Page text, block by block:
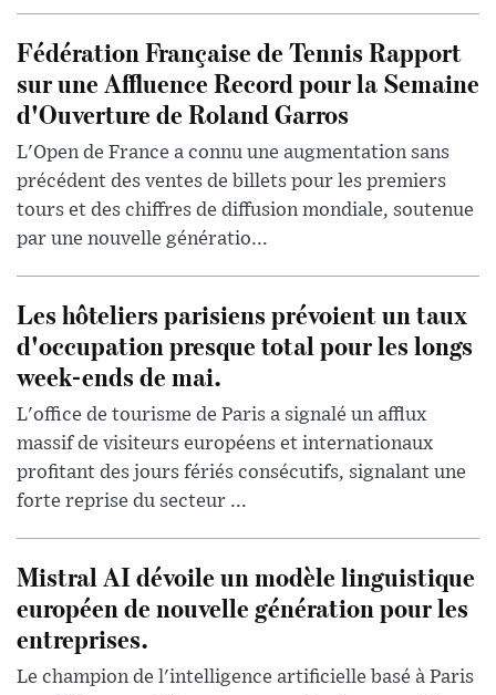
Fédération Française de Tennis Rapport
sur une Affluence Record pour la Semaine
d'Ouverture de Roland Garros
L'Open de France a connu une augmentation sans
précédent des ventes de billets pour les premiers
tours et des chiffres de diffusion mondiale, soutenue
par une nouvelle génératio...
Les hôteliers parisiens prévoient un taux
d'occupation presque total pour les longs
week-ends de mai.
L'office de tourisme de Paris a signalé un afflux
massif de visiteurs européens et internationaux
profitant des jours fériés consécutifs, signalant une
forte reprise du secteur ...
Mistral AI dévoile un modèle linguistique
européen de nouvelle génération pour les
entreprises.
Le champion de l'intelligence artificielle basé à Paris